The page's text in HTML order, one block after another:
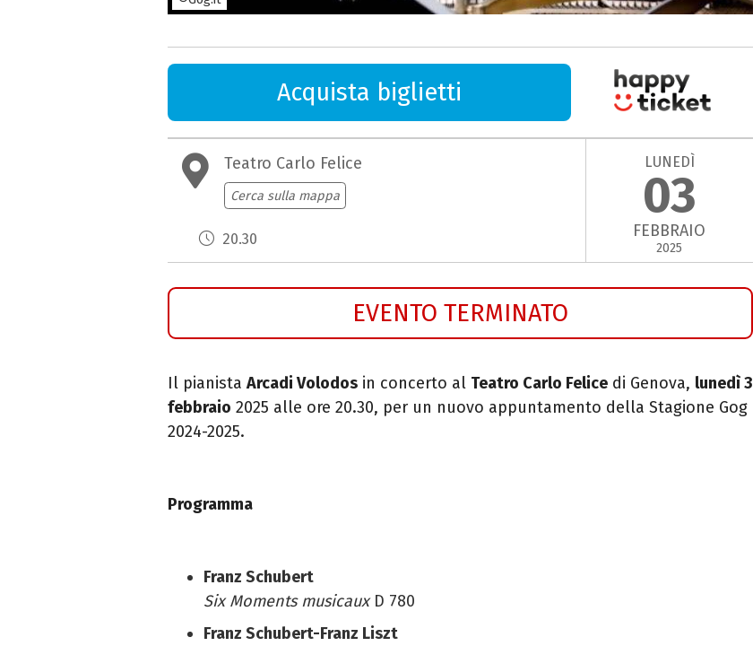
Acquista biglietti
Teatro Carlo Felice
Cerca sulla mappa
20.30
LUNEDÌ
03
FEBBRAIO
2025
EVENTO TERMINATO
Il pianista Arcadi Volodos in concerto al Teatro Carlo Felice di Genova, lunedì3
febbraio 2025 alle ore 20.30, per un nuovo appuntamento della Stagione Gog
2024-2025.
Programma
Franz Schubert
Six Moments musicaux D 780
Franz Schubert-Franz Liszt